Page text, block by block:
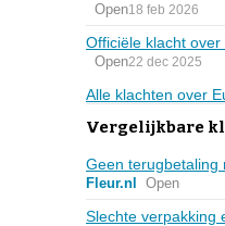
Open18 feb 2026
Officiële klacht
Open22 dec 2025
Alle klachten over
Vergelijkbare
Geen terugbetaling
Fleur.nl Open
Slechte verpakking